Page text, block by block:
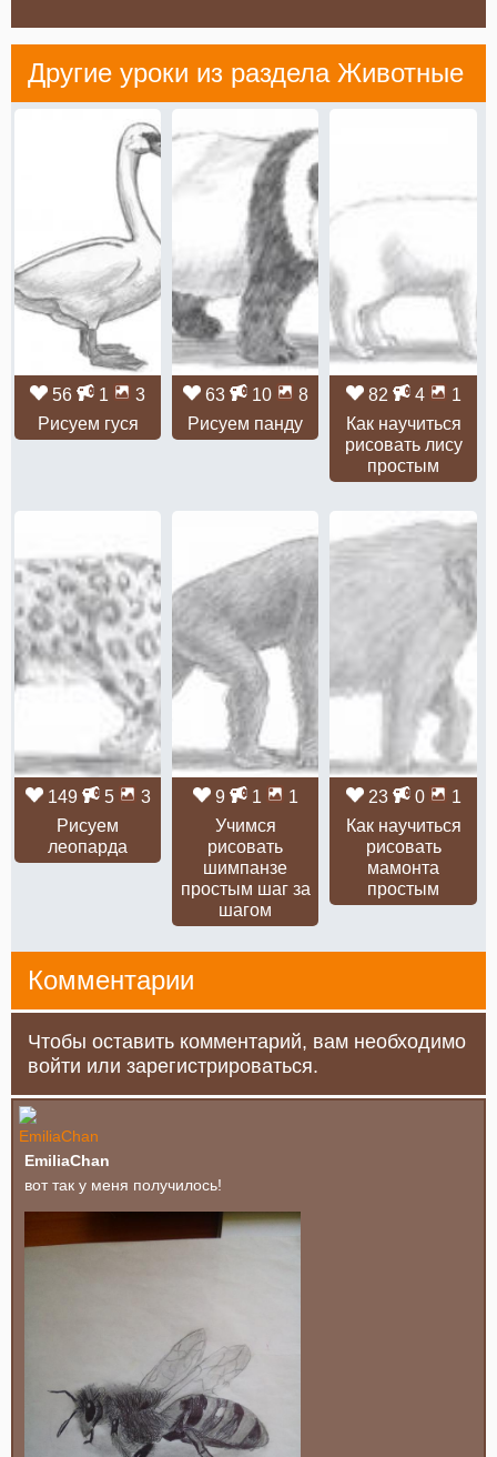
Другие уроки из раздела Животные
56 1
3
Рисуем гуся
63 10
8
Рисуем панду
82 4
1
Как научиться
рисовать лису
простым
149 5
3
Рисуем
леопарда
9 1
1
Учимся
рисовать
шимпанзе
простым шаг за
шагом
23 0
1
Как научиться
рисовать
мамонта
простым
Комментарии
Чтобы оставить комментарий, вам необходимо
войти или зарегистрироваться.
EmiliaChan
вот так у меня получилось!